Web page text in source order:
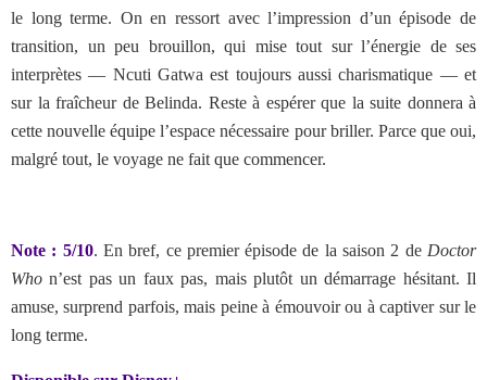
le long terme. On en ressort avec l’impression d’un épisode de
transition, un peu brouillon, qui mise tout sur l’énergie de ses
interprètes — Ncuti Gatwa est toujours aussi charismatique — et
sur la fraîcheur de Belinda. Reste à espérer que la suite donnera à
cette nouvelle équipe l’espace nécessaire pour briller. Parce que oui,
malgré tout, le voyage ne fait que commencer.
Note : 5/10. En bref, ce premier épisode de la saison 2 de Doctor
Whon’est pas un faux pas, mais plutôt un démarrage hésitant. Il
amuse, surprend parfois, mais peine à émouvoir ou à captiver sur le
long terme.